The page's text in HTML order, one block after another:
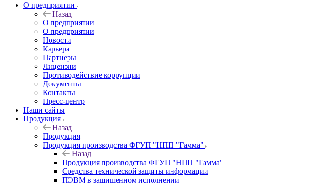
О предприятии
Назад
О предприятии
О предприятии
Новости
Карьера
Партнеры
Лицензии
Противодействие коррупции
Документы
Контакты
Пресс-центр
Наши сайты
Продукция
Назад
Продукция
Продукция производства ФГУП "НПП "Гамма"
Назад
Продукция производства ФГУП "НПП "Гамма"
Средства технической защиты информации
ПЭВМ в защищенном исполнении